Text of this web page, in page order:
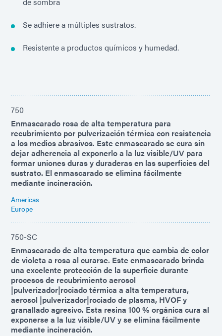
Se adhiere a múltiples sustratos.
Resistente a productos químicos y humedad.
750
Enmascarado rosa de alta temperatura para
recubrimiento por pulverización térmica con resistencia
a los medios abrasivos. Este enmascarado se cura sin
dejar adherencia al exponerlo a la luz visible/UV para
formar uniones duras y duraderas en las superficies del
sustrato. El enmascarado se elimina fácilmente
mediante incineración.
Americas
Europe
750-SC
Enmascarado de alta temperatura que cambia de color
de violeta a rosa al curarse. Este enmascarado brinda
una excelente protección de la superficie durante
procesos de recubrimiento aerosol
|pulverizador|rociado térmica a alta temperatura,
aerosol |pulverizador|rociado de plasma, HVOF y
granallado agresivo. Esta resina 100 % orgánica cura al
exponerse a la luz visible/UV y se elimina fácilmente
mediante incineración.